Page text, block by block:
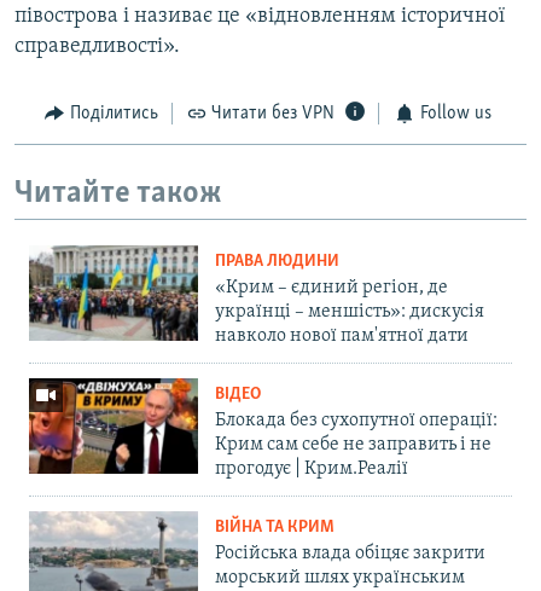
півострова і називає це «відновленням історичної
справедливості».
Поділитись Читати без VPN Follow us
Читайте також
ПРАВА ЛЮДИНИ
«Крим – єдиний регіон, де
українці – меншість»: дискусія
навколо нової пам'ятної дати
ВІДЕО
Блокада без сухопутної операції:
Крим сам себе не заправить і не
прогодує | Крим.Реалії
ВІЙНА ТА КРИМ
Російська влада обіцяє закрити
морський шлях українським